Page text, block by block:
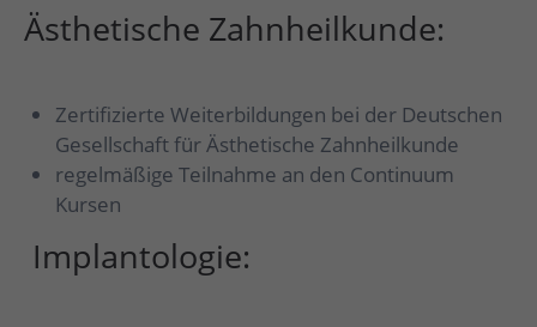
Ästhetische Zahnheilkunde:
Zertifizierte Weiterbildungen bei der Deutschen
Gesellschaft für Ästhetische Zahnheilkunde
regelmäßige Teilnahme an den Continuum
Kursen
Implantologie: